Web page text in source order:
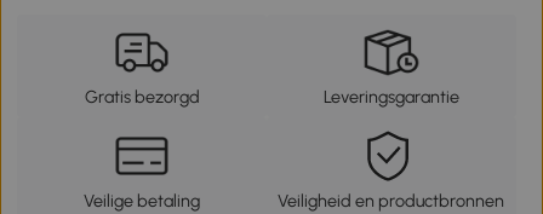
Gratis bezorgd Leveringsgarantie
Veilige betaling Veiligheid en productbronnen